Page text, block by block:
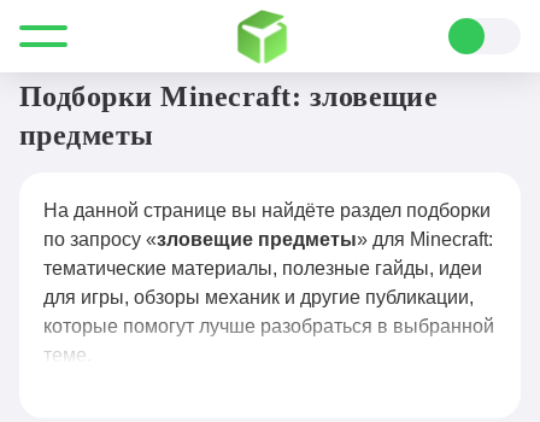
Все для Minecraft зловещие предметы
Подборки Minecraft: зловещие
предметы
На данной странице вы найдёте раздел подборки
по запросу «зловещие предметы» для Minecraft:
тематические материалы, полезные гайды, идеи
для игры, обзоры механик и другие публикации,
которые помогут лучше разобраться в выбранной
теме.